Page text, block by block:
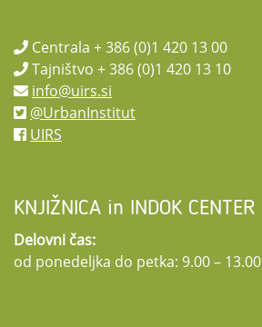
Centrala + 386 (0)1 420 13 00
Tajništvo + 386 (0)1 420 13 10
info@uirs.si
@UrbanInstitut
UIRS
KNJIŽNICA in INDOK CENTER
Delovni čas:
od ponedeljka do petka: 9.00 – 13.00